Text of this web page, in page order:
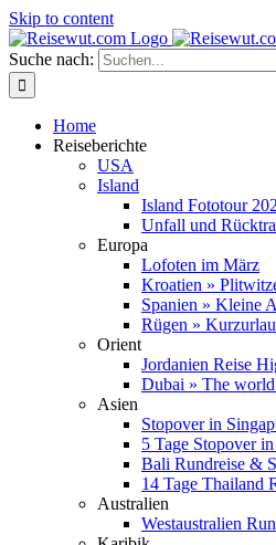
Skip to content
Suche nach:
Home
Reiseberichte
USA
Island
Island Fototour
Unfall und
Europa
Lofoten im März
Kroatien »
Spanien » Kleine
Rügen »
Orient
Jordanien Reise
Dubai » The
Asien
Stopover in
5 Tage Stopover
Bali Rundreise &
14 Tage Thailand
Australien
Westaustralien